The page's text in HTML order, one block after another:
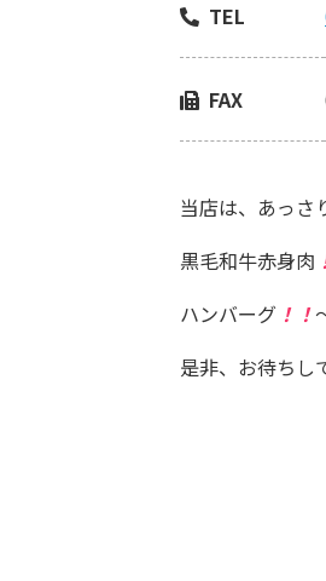
TEL
FAX
当店は、あっさ
黒毛和牛赤身肉
ハンバーグ ！！
是非、お待ちし